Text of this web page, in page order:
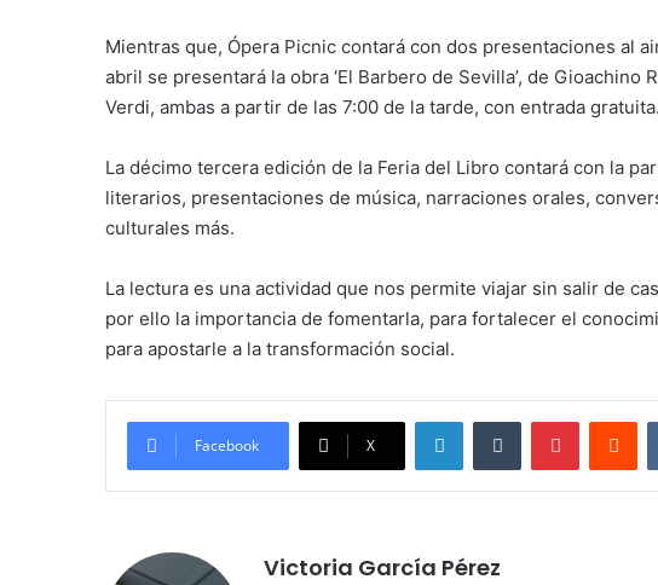
Mientras que, Ópera Picnic contará con dos presentaciones al
abril se presentará la obra ‘El Barbero de Sevilla’, de Gioachino
Verdi, ambas a partir de las 7:00 de la tarde, con entrada gratuita.
La décimo tercera edición de la Feria del Libro contará con la
literarios, presentaciones de música, narraciones orales,
culturales más.
La lectura es una actividad que nos permite viajar sin salir de
por ello la importancia de fomentarla, para fortalecer el
para apostarle a la transformación social.
Facebook X
LinkedInTumblr Pinterest
Victoria García Pérez